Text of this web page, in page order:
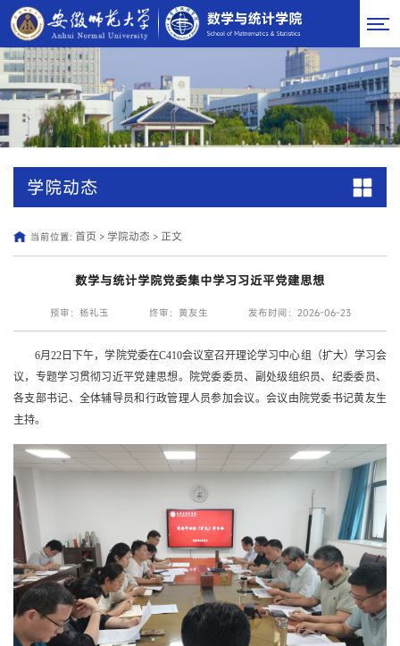
学院动态
当前位置: 首页 > 学院动态 > 正文
数学与统计学院党委集中学习习近平党建思想
预审：杨礼玉 终审：黄友生 发布时间：2026-06-23
6月22日下午，学院党委在C410会议室召开理论学习中心组（扩大）学习会
议，专题学习贯彻习近平党建思想。院党委委员、副处级组织员、纪委委员、
各支部书记、全体辅导员和行政管理人员参加会议。会议由院党委书记黄友生
主持。